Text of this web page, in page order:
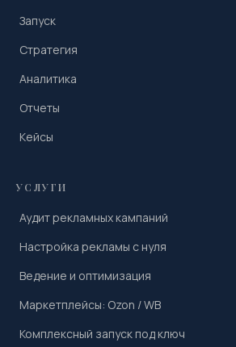
Запуск
Стратегия
Аналитика
Отчеты
Кейсы
УСЛУГИ
Аудит рекламных кампаний
Настройка рекламы с нуля
Ведение и оптимизация
Маркетплейсы: Ozon / WB
Комплексный запуск под ключ